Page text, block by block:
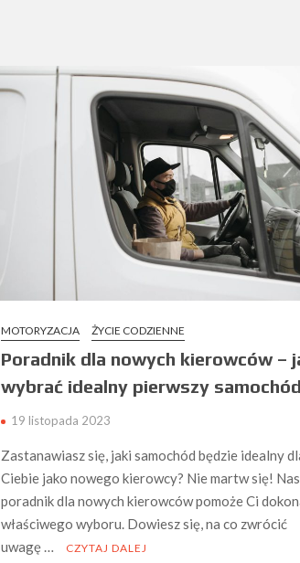
MOTORYZACJA ŻYCIE CODZIENNE
Poradnik dla nowych kierowców –
wybrać idealny pierwszy
19 listopada 2023
Zastanawiasz się, jaki samochód będzie idealny
Ciebie jako nowego kierowcy? Nie martw się!
poradnik dla nowych kierowców pomoże Ci
właściwego wyboru. Dowiesz się, na co zwrócić
uwagę …
CZYTAJ DALEJ